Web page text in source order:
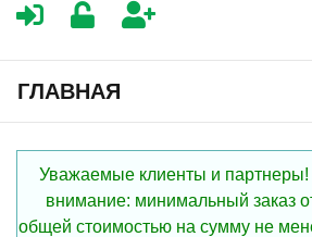
ГЛАВНАЯ
Уважаемые клиенты и
внимание: минимальный заказ
общей стоимостью на сумму не